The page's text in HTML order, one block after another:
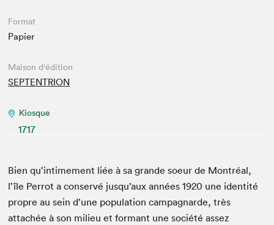
Format
Papier
Maison d'édition
SEPTENTRION
Kiosque
1717
Bien qu’in­time­ment liée à sa grande soeur de Mon­tréal,
l’île Per­rot a con­servé jusqu’aux années1920 une iden­tité
pro­pre au sein d’une pop­u­la­tion cam­pag­narde, très
attachée à son milieu et for­mant une société assez